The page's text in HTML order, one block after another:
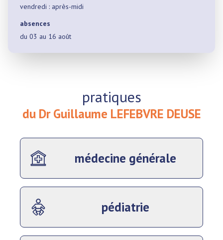
vendredi : après-midi
absences
du 03 au 16 août
pratiques
du Dr Guillaume LEFEBVRE DEUSE
médecine générale
pédiatrie